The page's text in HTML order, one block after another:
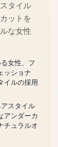
タイル
ットを
な女性
女性、フ
ッショナ
イルの採用
スタイル
アンダーカ
チュラルオ